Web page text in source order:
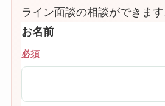
ライン面談の相談ができます
お名前
必須